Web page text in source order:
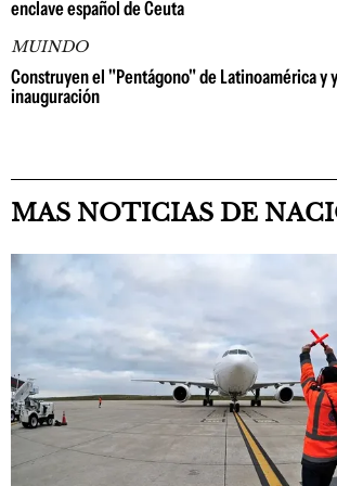
enclave español de Ceuta
MUINDO
Construyen el "Pentágono" de Latinoamérica y
inauguración
MAS NOTICIAS DE